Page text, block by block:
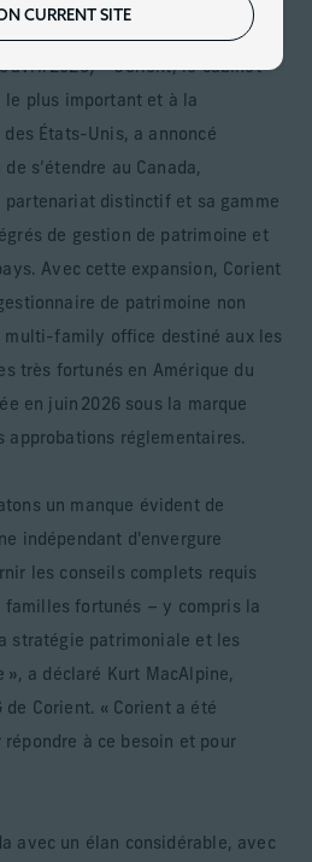
CURRENT SITE
avril 2026) – Corient, le cabinet
le plus important et à la
États-Unis, a annoncé
s’étendre au Canada,
partenariat distinctif et sa gamme
de gestion de patrimoine et
Avec cette expansion, Corient
de patrimoine non
multi-family office destiné aux les
très fortunés en Amérique du
en juin 2026 sous la marque
approbations réglementaires.
un manque évident de
indépendant d'envergure
les conseils complets requis
fortunés – y compris la
stratégie patrimoniale et les
a déclaré Kurt MacAlpine,
de Corient. « Corient a été
à ce besoin et pour
avec un élan considérable, avec